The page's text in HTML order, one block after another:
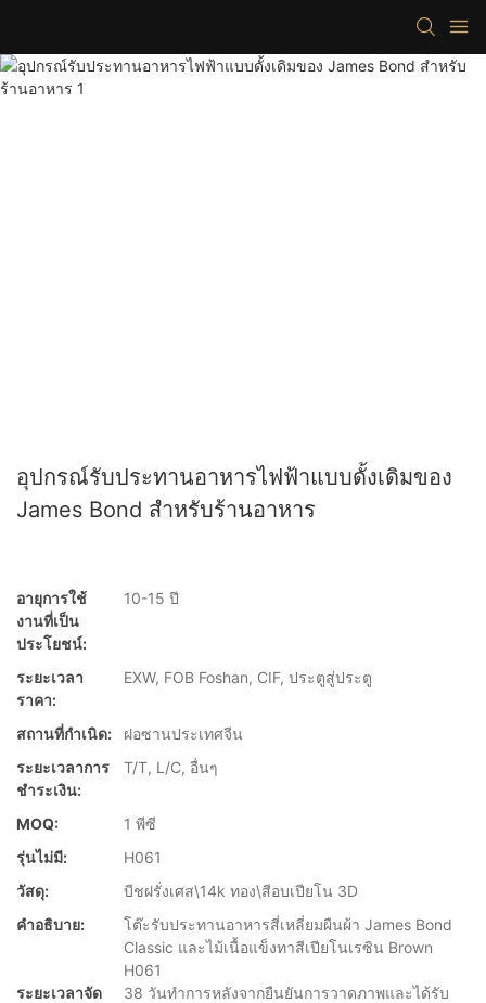
อุปกรณ์รับประทานอาหารไฟฟ้าแบบดั้งเดิมของ
James Bond สำหรับร้านอาหาร
อายุการใช้
งานที่เป็น
ประโยชน์:
10-15 ปี
ระยะเวลา
ราคา:
EXW, FOB Foshan, CIF, ประตูสู่ประตู
สถานที่กำเนิด:
ฝอซานประเทศจีน
ระยะเวลาการ
ชำระเงิน:
T/T, L/C, อื่นๆ
MOQ:
1 พีซี
รุ่นไม่มี:
H061
วัสดุ:
บีชฝรั่งเศส\14k ทอง\สีอบเปียโน 3D
คำอธิบาย:
โต๊ะรับประทานอาหารสี่เหลี่ยมผืนผ้า James Bond
Classic และไม้เนื้อแข็งทาสีเปียโนเรซิน Brown
H061
ระยะเวลาจัด
38 วันทำการหลังจากยืนยันการวาดภาพและได้รับ